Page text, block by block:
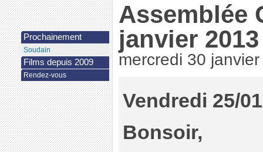
Assemblée
janvier 2013
mercredi 30
Vendredi 25/
Bonsoir,
Prochainement
Soudain
Films depuis 2009
Rendez-vous